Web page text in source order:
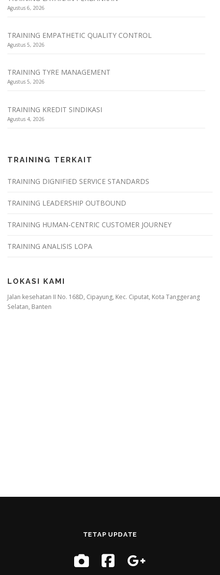
Agustus 6, 2026
TRAINING EMPATHETIC QUALITY CONTROL
Agustus 5, 2026
TRAINING TYRE MANAGEMENT
Agustus 5, 2026
TRAINING KREDIT SINDIKASI
Agustus 4, 2026
TRAINING TERKAIT
TRAINING DIGNIFIED SERVICE STANDARDS
TRAINING LEADERSHIP OUTBOUND
TRAINING HUMAN-CENTRIC CUSTOMER JOURNEY
TRAINING ANALISIS LOPA
LOKASI KAMI
Jalan kesehatan II No. 168D, Cipayung, Kec. Ciputat, Kota Tanggerang
Selatan, Banten
TETAP UPDATE